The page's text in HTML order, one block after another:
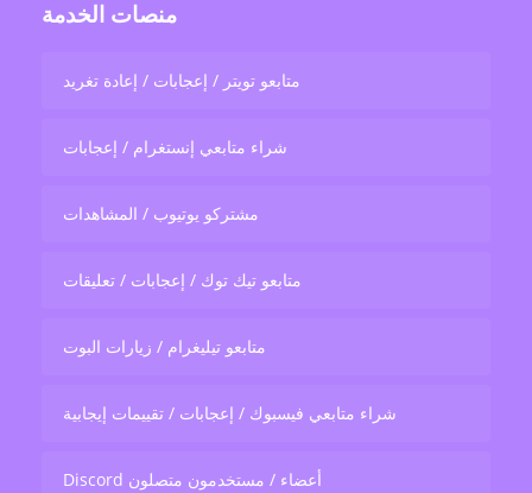
منصات الخدمة
متابعو تويتر / إعجابات / إعادة تغريد
شراء متابعي إنستغرام / إعجابات
مشتركو يوتيوب / المشاهدات
متابعو تيك توك / إعجابات / تعليقات
متابعو تيليغرام / زيارات البوت
شراء متابعي فيسبوك / إعجابات / تقييمات إيجابية
Discord أعضاء / مستخدمون متصلون